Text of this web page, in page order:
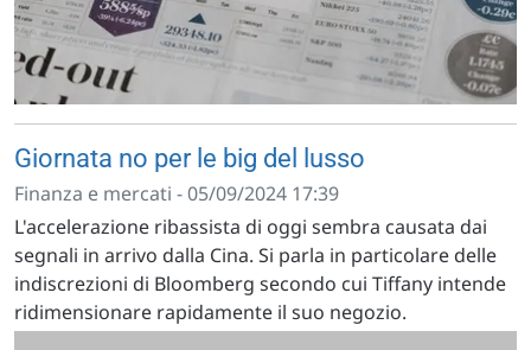
Giornata no per le big del lusso
Finanza e mercati - 05/09/2024 17:39
L'accelerazione ribassista di oggi sembra causata dai
segnali in arrivo dalla Cina. Si parla in particolare delle
indiscrezioni di Bloomberg secondo cui Tiffany intende
ridimensionare rapidamente il suo negozio.